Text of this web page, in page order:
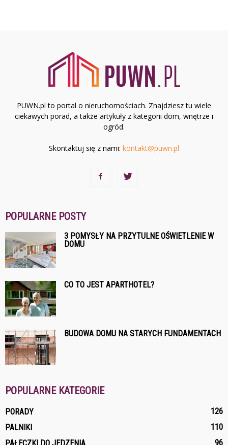
PUWN.pl to portal o nieruchomościach. Znajdziesz tu wiele
ciekawych porad, a także artykuły z kategorii dom, wnętrze i
ogród.
Skontaktuj się z nami: kontakt@puwn.pl
POPULARNE POSTY
3 POMYSŁY NA PRZYTULNE OŚWIETLENIE W
DOMU
CO TO JEST APARTHOTEL?
BUDOWA DOMU NA STARYCH FUNDAMENTACH
POPULARNE KATEGORIE
PORADY
126
PALNIKI
110
96